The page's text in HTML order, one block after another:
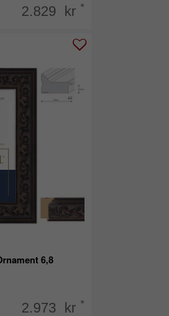
2.829 kr *
6,8
2.973 kr *